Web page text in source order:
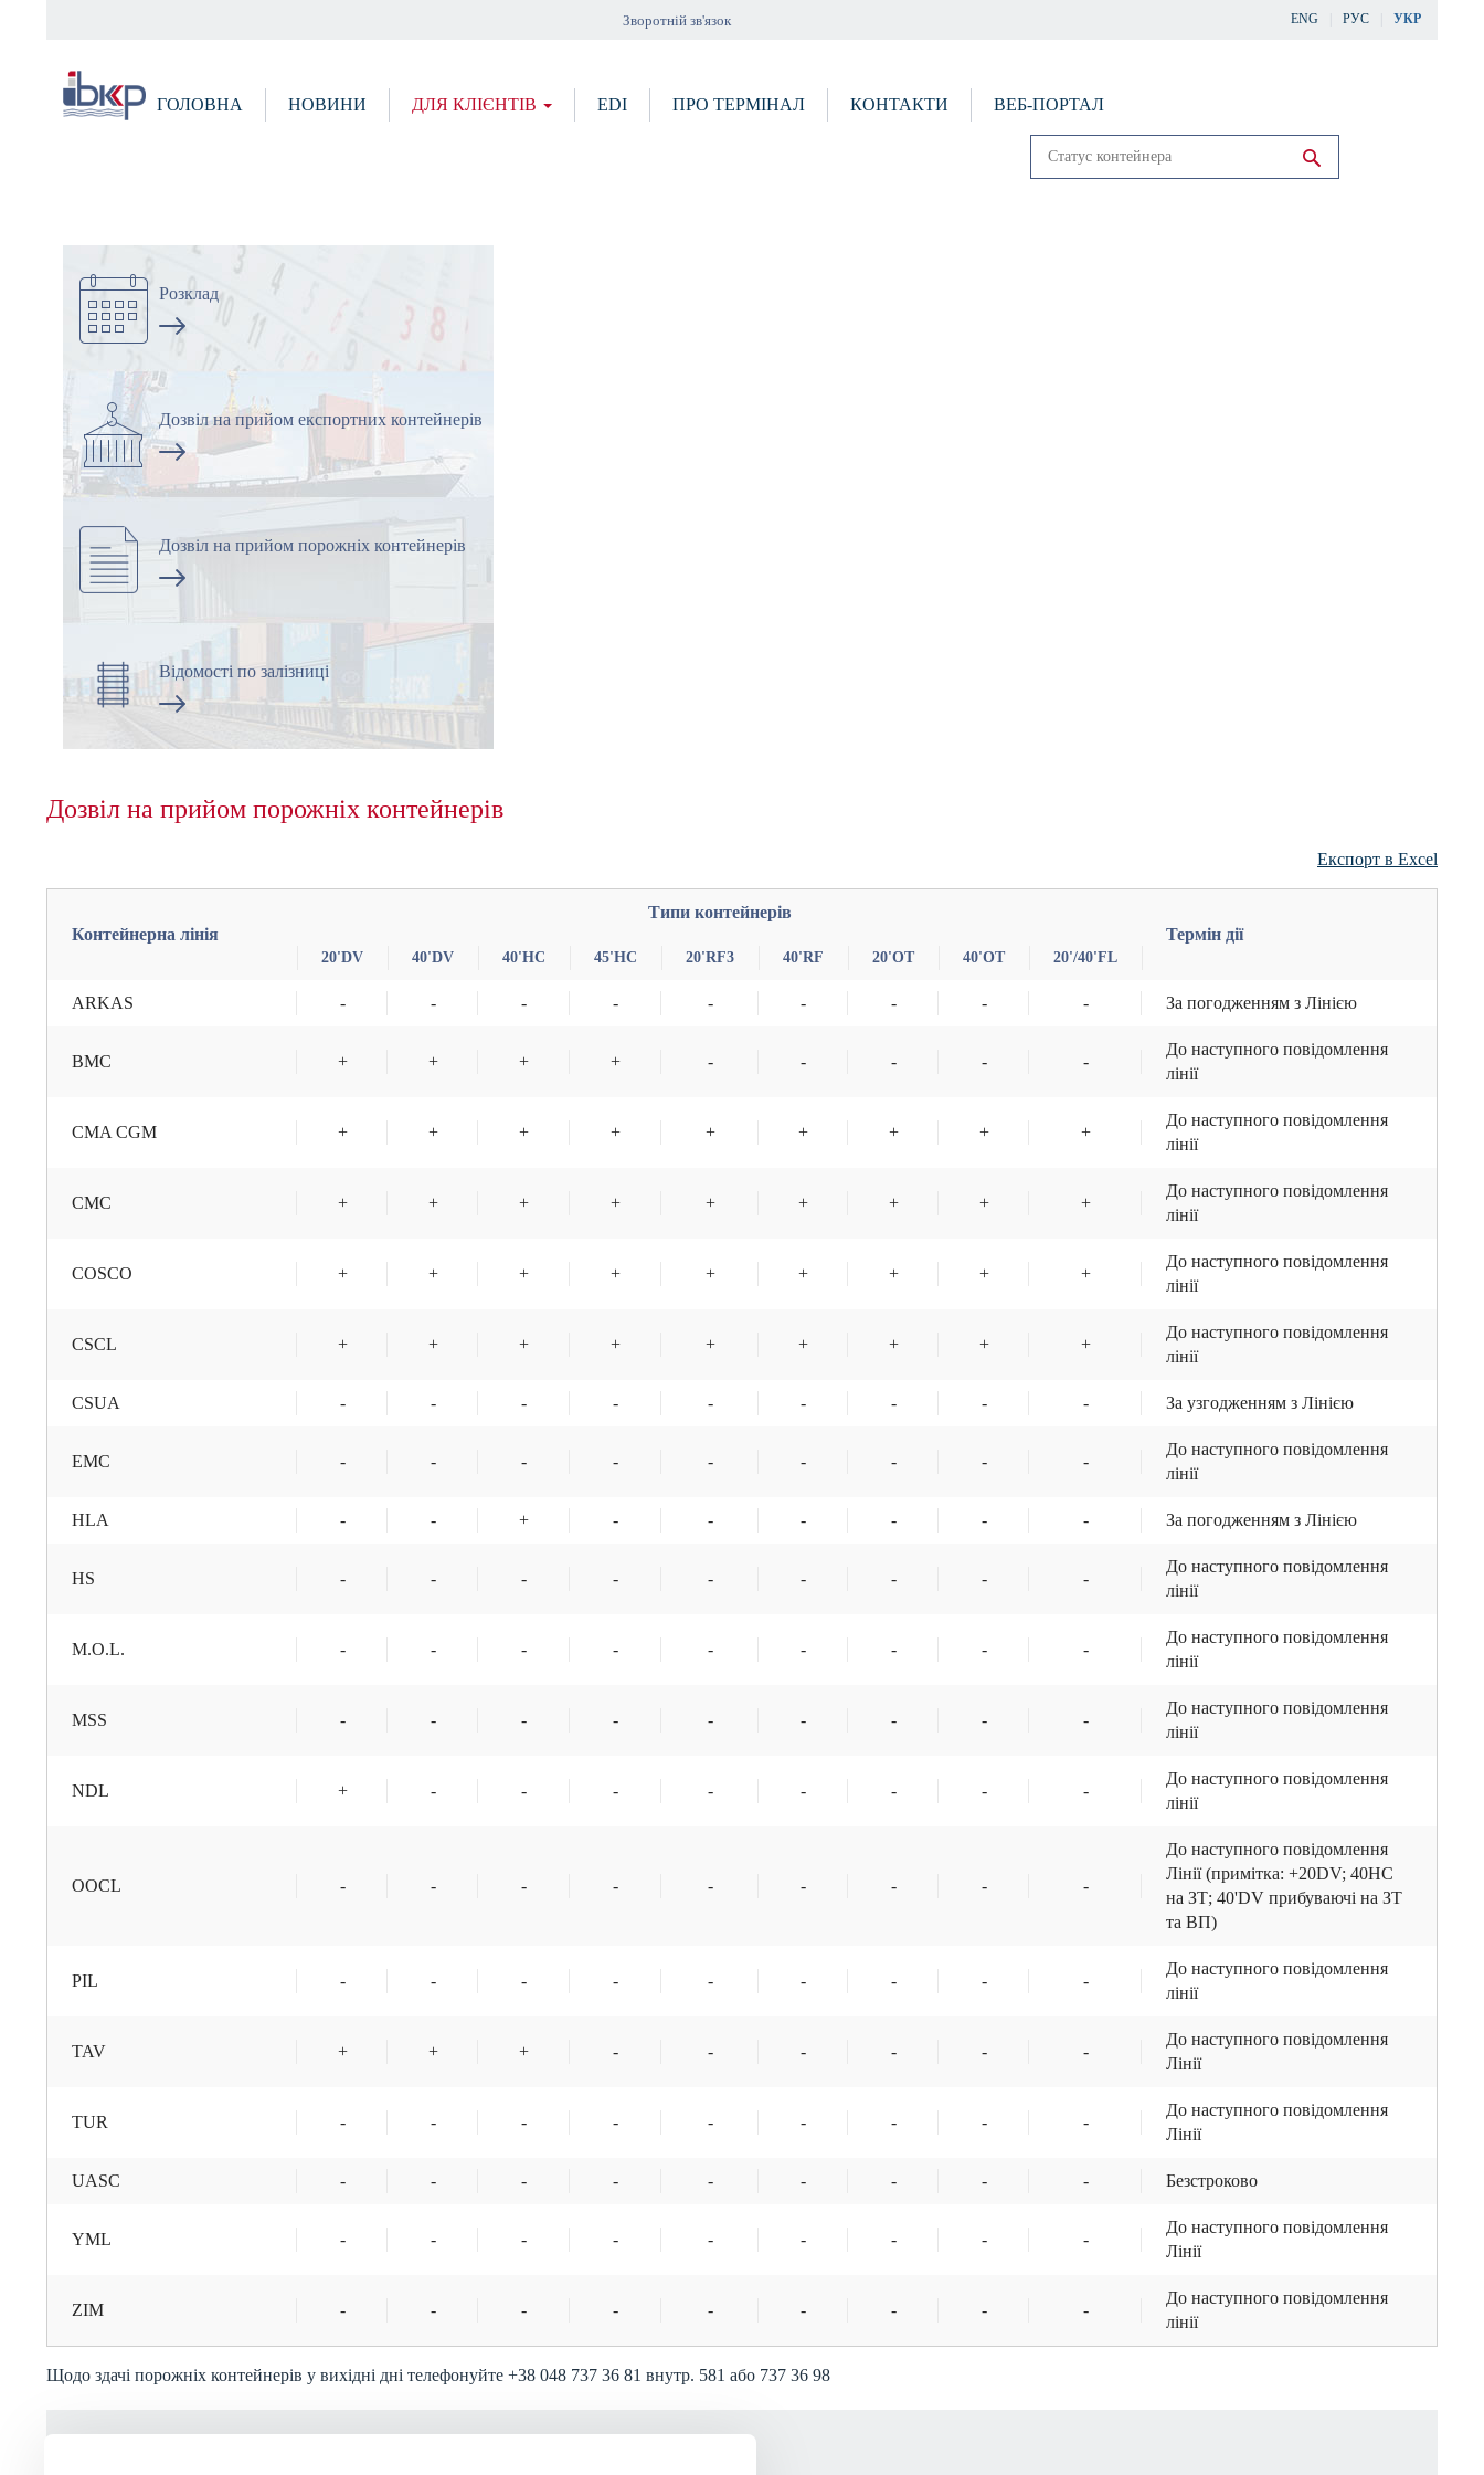
ENG РУС УКР
Зворотній зв'язок
ГОЛОВНА НОВИНИ ДЛЯ КЛІЄНТІВ EDI ПРО ТЕРМІНАЛ КОНТАКТИ ВЕБ-ПОРТАЛ
Run search
Розклад
Дозвіл на прийом експортних контейнерів
Дозвіл на прийом порожніх контейнерів
Відомості по залізниці
Дозвіл на прийом порожніх контейнерів
Експорт в Excel
Контейнерна лінія
Типи контейнерів
Термін дії
20'DV 40'DV 40'HC 45'HC 20'RF3 40'RF 20'OT 40'OT 20'/40'FL
ARKAS - - - - - - - - - За погодженням з Лінією
BMC + + + + - - - - -
До наступного повідомлення
лінії
CMA CGM + + + + + + + + +
До наступного повідомлення
лінії
CMC + + + + + + + + +
До наступного повідомлення
лінії
COSCO + + + + + + + + +
До наступного повідомлення
лінії
CSCL + + + + + + + + +
До наступного повідомлення
лінії
CSUA - - - - - - - - - За узгодженням з Лінією
EMC - - - - - - - - -
До наступного повідомлення
лінії
HLA - - + - - - - - - За погодженням з Лінією
HS - - - - - - - - -
До наступного повідомлення
лінії
M.O.L. - - - - - - - - -
До наступного повідомлення
лінії
MSS - - - - - - - - -
До наступного повідомлення
лінії
NDL + - - - - - - - -
До наступного повідомлення
лінії
OOCL - - - - - - - - -
До наступного повідомлення
Лінії (примітка: +20DV; 40НС
на ЗТ; 40'DV прибуваючі на ЗТ
та ВП)
PIL - - - - - - - - -
До наступного повідомлення
лінії
TAV + + + - - - - - -
До наступного повідомлення
Лінії
TUR - - - - - - - - -
До наступного повідомлення
Лінії
UASC - - - - - - - - - Безстроково
YML - - - - - - - - -
До наступного повідомлення
Лінії
ZIM - - - - - - - - -
До наступного повідомлення
лінії
Щодо здачі порожніх контейнерів у вихідні дні телефонуйте +38 048 737 36 81 внутр. 581 або 737 36 98